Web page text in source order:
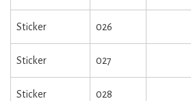
Sticker 026
Sticker 027
Sticker 028